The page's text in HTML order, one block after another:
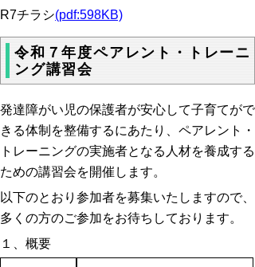
R7チラシ(pdf:598KB)
令和７年度ペアレント・トレーニ
ング講習会
発達障がい児の保護者が安心して子育てがで
きる体制を整備するにあたり、ペアレント・
トレーニングの実施者となる人材を養成する
ための講習会を開催します。
以下のとおり参加者を募集いたしますので、
多くの方のご参加をお待ちしております。
１、概要